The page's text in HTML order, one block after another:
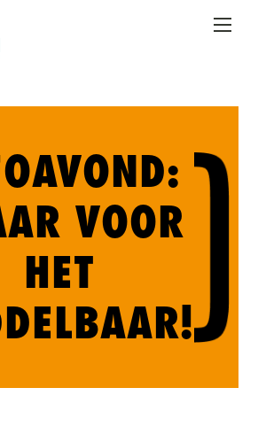
VOOR
HET